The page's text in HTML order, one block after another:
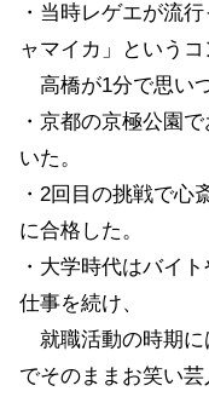
・当時レゲエが流
ャマイカ」という
高橋が1分で思い
・京都の京極公園
いた。
・2回目の挑戦で心
に合格した。
・大学時代はバイ
仕事を続け、
就職活動の時期に
でそのままお笑い芸